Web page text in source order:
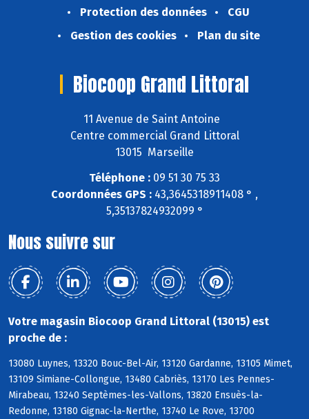
Protection des données
CGU
Gestion des cookies
Plan du site
Biocoop Grand Littoral
11 Avenue de Saint Antoine
Centre commercial Grand Littoral
13015 Marseille
Téléphone : 09 51 30 75 33
Coordonnées GPS : 43,3645318911408 ° ,
5,35137824932099 °
Nous suivre sur
Votre magasin Biocoop Grand Littoral (13015) est
proche de :
13080 Luynes, 13320 Bouc-Bel-Air, 13120 Gardanne, 13105 Mimet,
13109 Simiane-Collongue, 13480 Cabriès, 13170 Les Pennes-
Mirabeau, 13240 Septèmes-les-Vallons, 13820 Ensuès-la-
Redonne, 13180 Gignac-la-Nerthe, 13740 Le Rove, 13700